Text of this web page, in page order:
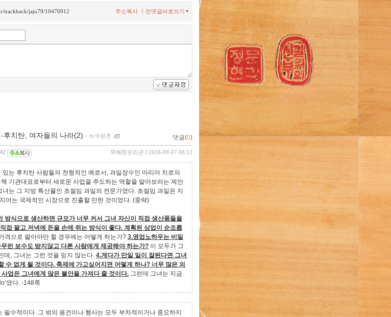
trackback/jaju79/10476912 먼댓글바로쓰기
주소복사
후치탄, 여자들의 나라(2) ｌ 녹색평론 댓글(0)
무해한모리군 l 2018-09-07 08:12
있는 후치탄 사람들의 전형적인 예로서, 과일장수인 마리아 치로의
기관대표로부터 새로운 사업을 주도하는 역할을 맡아보라는 제안
는 그 지방 특산물인 초절임 과일의 전문가였다. 초절임 과일은 지
어는 국제적인 시장으로 진출할 만한 것이었다. (중략)
방식으로 생산하면 규모가 너무 커서 그녀 자신이 직접 생산품들을
접 팔고 저녁에 돈을 손에 쥐는 방식이 좋다. 계획된 상업이 순조롭
격으로 팔아야만 할 경우에는 어떻게 하는가? 3.영업노하우는 비밀
런 보수도 받지않고 다른 사람에게 제공해야 하는가? 이 모두가 그
데, 그녀는 그런 것을 믿지 않는다. 4.게다가 만일 일이 잘된다면 그녀
수 없게 될 것이다. 축제에 가고싶어지면 어떻게 하나? 너무 많은 의
업은 그녀에게 많은 불안을 가져다 줄 것이다. 그런데 그녀는 지금
였다. -148쪽
필수적이다. 그 밖의 용건이나 행사는 모두 부차적이거나 중요하지